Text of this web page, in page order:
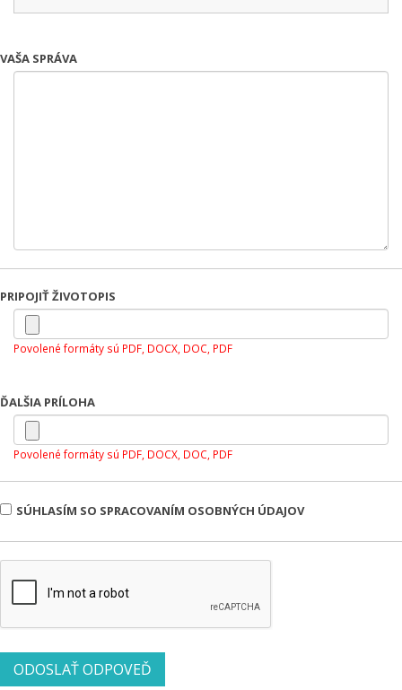
VAŠA SPRÁVA
PRIPOJIŤ ŽIVOTOPIS
Povolené formáty sú PDF, DOCX, DOC, PDF
ĎALŠIA PRÍLOHA
Povolené formáty sú PDF, DOCX, DOC, PDF
SÚHLASÍM SO SPRACOVANÍM OSOBNÝCH ÚDAJOV